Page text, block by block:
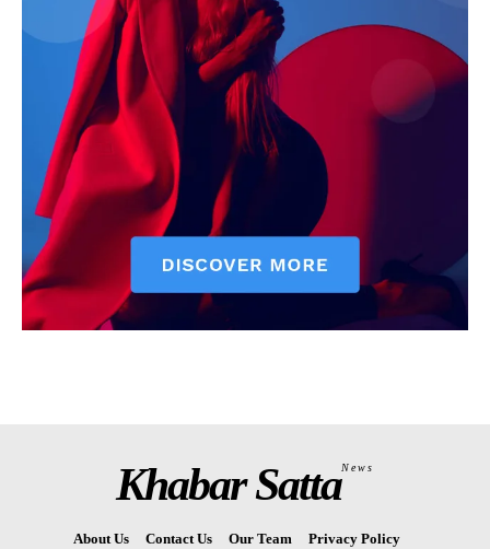
Khabar SattaNews
About Us Contact Us Our Team
Privacy Policy